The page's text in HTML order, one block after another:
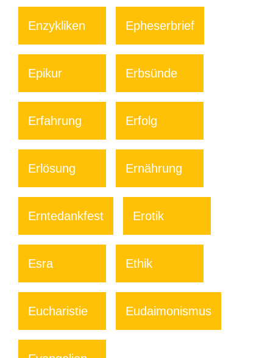
Enzykliken Epheserbrief
Epikur Erbsünde
Erfahrung Erfolg
Erlösung Ernährung
Erntedankfest Erotik
Esra Ethik
Eucharistie Eudaimonismus